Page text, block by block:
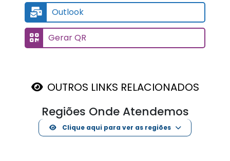
Outlook
Gerar QR
OUTROS LINKS RELACIONADOS
Regiões Onde Atendemos
Clique aqui para ver as regiões